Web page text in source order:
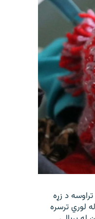
د زړه
له لوري ترسره